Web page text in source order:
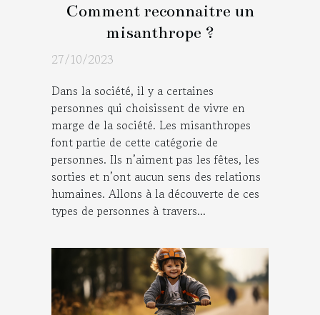
Comment reconnaitre un
misanthrope ?
27/10/2023
Dans la société, il y a certaines
personnes qui choisissent de vivre en
marge de la société. Les misanthropes
font partie de cette catégorie de
personnes. Ils n’aiment pas les fêtes, les
sorties et n’ont aucun sens des relations
humaines. Allons à la découverte de ces
types de personnes à travers...